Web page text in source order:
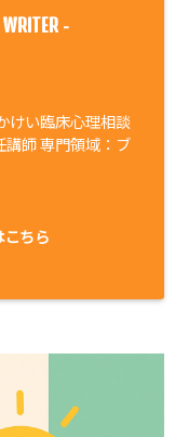
WRITER -
けい臨床心理相談
師 専門領域：ブ
ちら